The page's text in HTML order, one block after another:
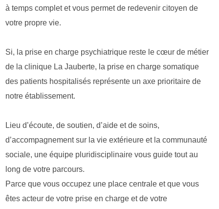
à temps complet et vous permet de redevenir citoyen de
votre propre vie.
Si, la prise en charge psychiatrique reste le cœur de métier
de la clinique La Jauberte, la prise en charge somatique
des patients hospitalisés représente un axe prioritaire de
notre établissement.
Lieu d’écoute, de soutien, d’aide et de soins,
d’accompagnement sur la vie extérieure et la communauté
sociale, une équipe pluridisciplinaire vous guide tout au
long de votre parcours.
Parce que vous occupez une place centrale et que vous
êtes acteur de votre prise en charge et de votre